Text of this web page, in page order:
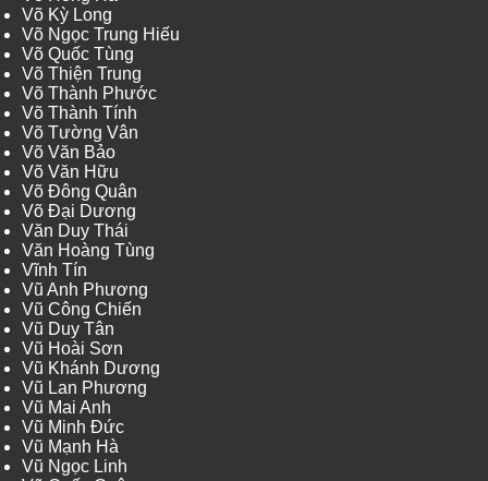
Võ Kỳ Long
Võ Ngọc Trung Hiếu
Võ Quốc Tùng
Võ Thiện Trung
Võ Thành Phước
Võ Thành Tính
Võ Tường Vân
Võ Văn Bảo
Võ Văn Hữu
Võ Đông Quân
Võ Đại Dương
Văn Duy Thái
Văn Hoàng Tùng
Vĩnh Tín
Vũ Anh Phương
Vũ Công Chiến
Vũ Duy Tân
Vũ Hoài Sơn
Vũ Khánh Dương
Vũ Lan Phương
Vũ Mai Anh
Vũ Minh Đức
Vũ Mạnh Hà
Vũ Ngọc Linh